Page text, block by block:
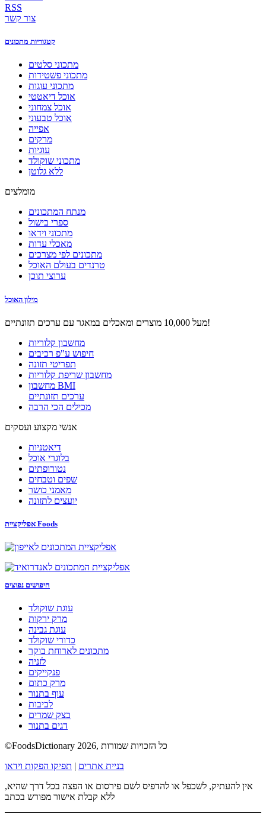
RSS
צור קשר
קטגוריות מתכונים
מתכוני סלטים
מתכוני פשטידות
מתכוני עוגות
אוכל דיאטטי
אוכל צמחוני
אוכל טבעוני
אפייה
מרקים
עוגיות
מתכוני שוקולד
ללא גלוטן
מומלצים
מנתח המתכונים
ספרי בישול
מתכוני וידאו
מאכלי עדות
מתכונים לפי מצרכים
טרנדים בעולם האוכל
ערוצי תוכן
מילון האוכל
מעל 10,000 מוצרים ומאכלים במאגר עם ערכים תזונתיים!
מחשבון קלוריות
חיפוש ע"פ רכיבים
תפריטי תזונה
מחשבון שריפת קלוריות
מחשבון BMI
ערכים תזונתיים
מכילים הכי הרבה
אנשי מקצוע ועסקים
דיאטניות
בלוגרי אוכל
נטורופתים
שפים וטבחים
מאמני כושר
יועצים לתזונה
אפליקציית Foods
חיפושים נפוצים
עוגת שוקולד
מרק ירקות
עוגת גבינה
כדורי שוקולד
מתכונים לארוחת בוקר
לזניה
פנקייקים
מרק כתום
עוף בתנור
לביבות
בצק שמרים
דגים בתנור
©FoodsDictionary 2026, כל הזכויות שמורות
בניית אתרים
תפיקו הפקות וידאו
אין להעתיק, לשכפל או להדפיס לשם פירסום או הפצה בכל דרך שהיא,
ללא קבלת אישור מפורש בכתב